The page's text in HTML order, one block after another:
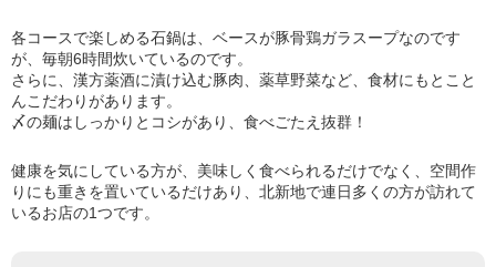
各コースで楽しめる石鍋は、ベースが豚骨鶏ガラスープなのです
が、毎朝6時間炊いているのです。
さらに、漢方薬酒に漬け込む豚肉、薬草野菜など、食材にもとこと
んこだわりがあります。
〆の麺はしっかりとコシがあり、食べごたえ抜群！
健康を気にしている方が、美味しく食べられるだけでなく、空間作
りにも重きを置いているだけあり、北新地で連日多くの方が訪れて
いるお店の1つです。